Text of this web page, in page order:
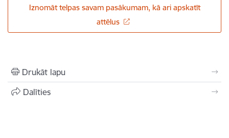
Iznomāt telpas savam pasākumam, kā ari apskatīt
attēlus
Drukāt lapu
Dalīties